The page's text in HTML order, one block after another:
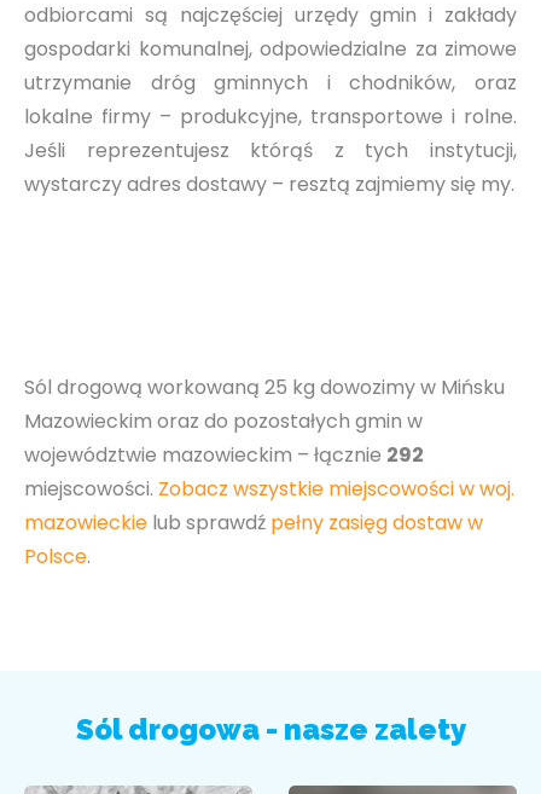
odbiorcami są najczęściej urzędy gmin i zakłady
gospodarki komunalnej, odpowiedzialne za zimowe
utrzymanie dróg gminnych i chodników, oraz
lokalne firmy – produkcyjne, transportowe i rolne.
Jeśli reprezentujesz którąś z tych instytucji,
wystarczy adres dostawy – resztą zajmiemy się my.
Sól drogową workowaną 25 kg dowozimy w Mińsku
Mazowieckim oraz do pozostałych gmin w
województwie mazowieckim – łącznie 292
miejscowości. Zobacz wszystkie miejscowości w woj.
mazowieckie lub sprawdź pełny zasięg dostaw w
Polsce.
Sól drogowa - nasze zalety